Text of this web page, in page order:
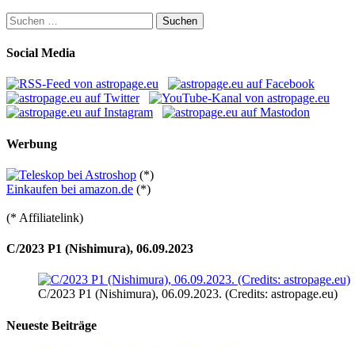
Suchen
nach:
Social Media
Werbung
(*)
Einkaufen bei amazon.de (*)
(* Affiliatelink)
C/2023 P1 (Nishimura), 06.09.2023
C/2023 P1 (Nishimura), 06.09.2023. (Credits: astropage.eu)
Neueste Beiträge